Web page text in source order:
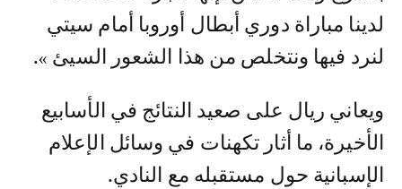
لدينا مباراة دوري أبطال أوروبا أمام سيتي
لنرد فيها ونتخلص من هذا الشعور السيئ ».
ويعاني ريال على صعيد النتائج في الأسابيع
الأخيرة، ما أثار تكهنات في وسائل الإعلام
الإسبانية حول مستقبله مع النادي.